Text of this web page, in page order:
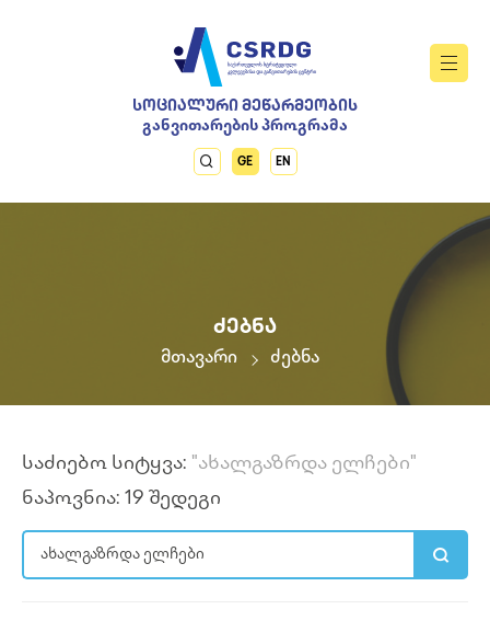
ᲡᲝᲪᲘᲐᲚᲣᲠᲘ ᲛᲔᲬᲐᲠᲛᲔᲝᲑᲘᲡ
განვითარების პროგრამა
GE EN
ᲫᲔᲑᲜᲐ
მთავარი ძებნა
საძიებო სიტყვა: "ახალგაზრდა ელჩები"
ნაპოვნია: 19 შედეგი